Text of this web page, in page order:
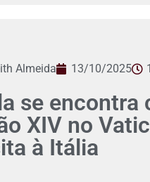
Almeida 13/10/2025
se encontra
XIV no
à Itália